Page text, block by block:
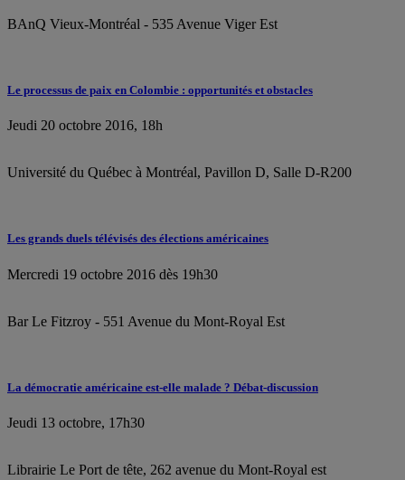
BAnQ Vieux-Montréal - 535 Avenue Viger Est
Le processus de paix en Colombie : opportunités et obstacles
Jeudi 20 octobre 2016, 18h
Université du Québec à Montréal, Pavillon D, Salle D-R200
Les grands duels télévisés des élections américaines
Mercredi 19 octobre 2016 dès 19h30
Bar Le Fitzroy - 551 Avenue du Mont-Royal Est
La démocratie américaine est-elle malade ? Débat-discussion
Jeudi 13 octobre, 17h30
Librairie Le Port de tête, 262 avenue du Mont-Royal est